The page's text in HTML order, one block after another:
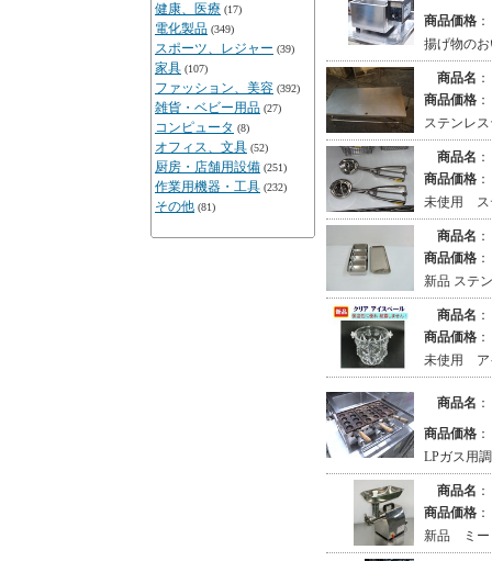
健康、医療 (17)
電化製品 (349)
スポーツ、レジャー (39)
家具 (107)
ファッション、美容 (392)
雑貨・ベビー用品 (27)
コンピュータ (8)
オフィス、文具 (52)
厨房・店舗用設備 (251)
作業用機器・工具 (232)
その他 (81)
商品価格 ：
揚げ物の
商品名 ：
商品価格 ：
ステンレ
商品名 ：
商品価格 ：
未使用 ス
商品名 ：
商品価格 ：
新品 ステ
商品名 ：
商品価格 ：
未使用 ア
商品名 ：
商品価格 ：
LPガス用
商品名 ：
商品価格 ：
新品 ミー